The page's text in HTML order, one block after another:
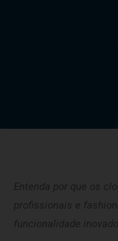
Entenda por que os
profissionais e
funcionalidade